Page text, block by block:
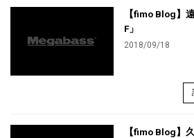
【fimo Blog】
F」
2018/09/18
【fimo Blog】